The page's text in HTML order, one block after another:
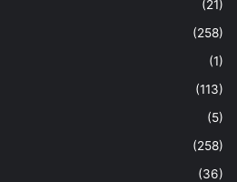
(21)
(258)
(1)
(113)
(5)
(258)
(36)